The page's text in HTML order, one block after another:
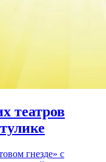
театров
гнезде» с